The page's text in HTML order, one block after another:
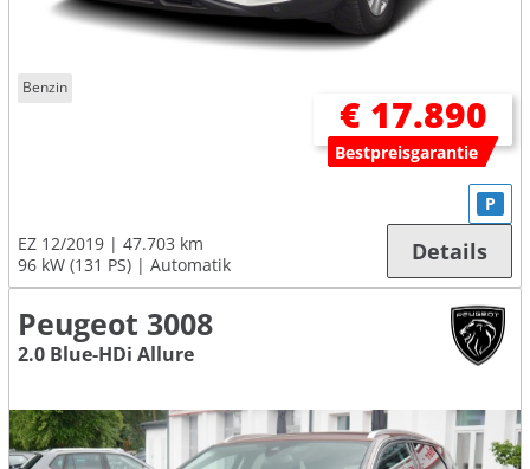
Benzin
€ 17.890
Bestpreisgarantie
EZ 12/2019
47.703 km
96 kW (131 PS)
Automatik
P
Details
Peugeot 3008
2.0 Blue-HDi Allure